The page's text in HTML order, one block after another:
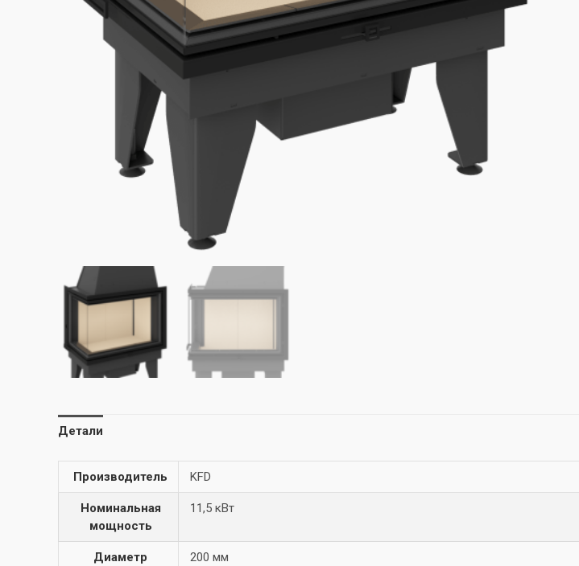
Детали
Производитель KFD
Номинальная
мощность
11,5 кВт
Диаметр
200 мм